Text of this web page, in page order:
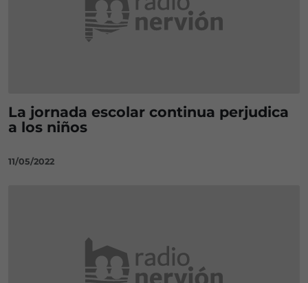
La jornada escolar continua perjudica
a los niños
11/05/2022